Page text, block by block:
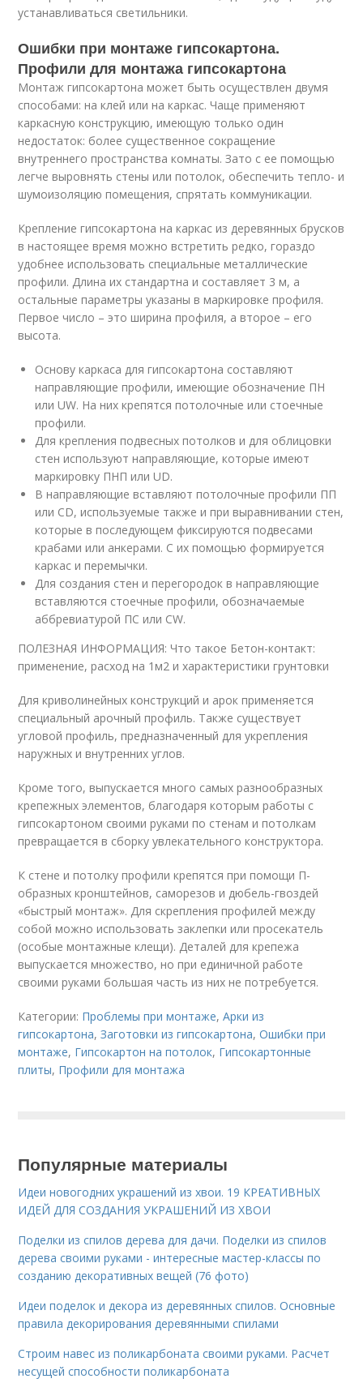
устанавливаться светильники.
Ошибки при монтаже гипсокартона.
Профили для монтажа гипсокартона
Монтаж гипсокартона может быть осуществлен двумя
способами: на клей или на каркас. Чаще применяют
каркасную конструкцию, имеющую только один
недостаток: более существенное сокращение
внутреннего пространства комнаты. Зато с ее помощью
легче выровнять стены или потолок, обеспечить тепло- и
шумоизоляцию помещения, спрятать коммуникации.
Крепление гипсокартона на каркас из деревянных брусков
в настоящее время можно встретить редко, гораздо
удобнее использовать специальные металлические
профили. Длина их стандартна и составляет 3 м, а
остальные параметры указаны в маркировке профиля.
Первое число – это ширина профиля, а второе – его
высота.
Основу каркаса для гипсокартона составляют
направляющие профили, имеющие обозначение ПН
или UW. На них крепятся потолочные или стоечные
профили.
Для крепления подвесных потолков и для облицовки
стен используют направляющие, которые имеют
маркировку ПНП или UD.
В направляющие вставляют потолочные профили ПП
или CD, используемые также и при выравнивании стен,
которые в последующем фиксируются подвесами
крабами или анкерами. С их помощью формируется
каркас и перемычки.
Для создания стен и перегородок в направляющие
вставляются стоечные профили, обозначаемые
аббревиатурой ПС или CW.
ПОЛЕЗНАЯ ИНФОРМАЦИЯ: Что такое Бетон-контакт:
применение, расход на 1м2 и характеристики грунтовки
Для криволинейных конструкций и арок применяется
специальный арочный профиль. Также существует
угловой профиль, предназначенный для укрепления
наружных и внутренних углов.
Кроме того, выпускается много самых разнообразных
крепежных элементов, благодаря которым работы с
гипсокартоном своими руками по стенам и потолкам
превращается в сборку увлекательного конструктора.
К стене и потолку профили крепятся при помощи П-
образных кронштейнов, саморезов и дюбель-гвоздей
«быстрый монтаж». Для скрепления профилей между
собой можно использовать заклепки или просекатель
(особые монтажные клещи). Деталей для крепежа
выпускается множество, но при единичной работе
своими руками большая часть из них не потребуется.
Категории: Проблемы при монтаже,Арки из
гипсокартона,Заготовки из гипсокартона,Ошибки при
монтаже, Гипсокартон на потолок, Гипсокартонные
плиты, Профили для монтажа
Популярные материалы
Идеи новогодних украшений из хвои. 19 КРЕАТИВНЫХ
ИДЕЙ ДЛЯ СОЗДАНИЯ УКРАШЕНИЙ ИЗ ХВОИ
Поделки из спилов дерева для дачи. Поделки из спилов
дерева своими руками - интересные мастер-классы по
созданию декоративных вещей (76 фото)
Идеи поделок и декора из деревянных спилов. Основные
правила декорирования деревянными спилами
Строим навес из поликарбоната своими руками. Расчет
несущей способности поликарбоната